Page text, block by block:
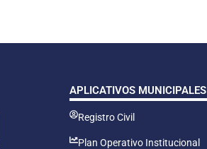
APLICATIVOS MUNICIPALES
Registro Civil
Plan Operativo Institucional